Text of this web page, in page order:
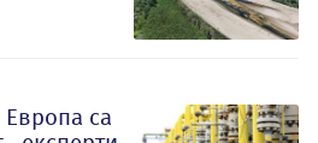
Европа са